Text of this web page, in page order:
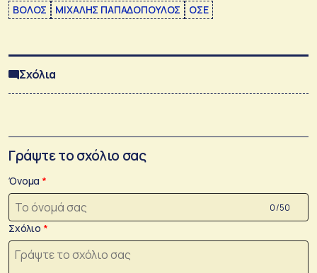
ΒΟΛΟΣ ΜΙΧΑΛΗΣ ΠΑΠΑΔΟΠΟΥΛΟΣ ΟΣΕ
Σχόλια
Γράψτε το σχόλιο σας
Όνομα
0 /50
Σχόλιο